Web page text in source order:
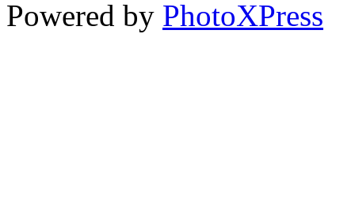
Powered by PhotoXPress